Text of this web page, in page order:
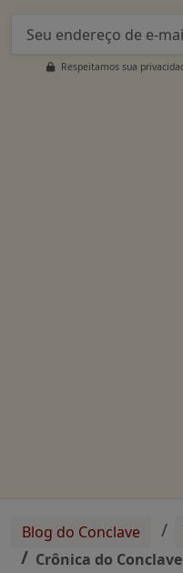
Respeitamos sua
Blog do Conclave
Crônica do